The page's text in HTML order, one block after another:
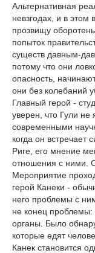
Альтернативная
невзгодах, и в этом
прозвищу
попыток
существ давным-
потому что они
опасность,
они без колебаний
Главный герой -
уверен, что Гули не
современными
когда он
Риге, его мнение
отношения с ними.
Мероприятие
герой Канеки -
него проблемы с
не конец
органы. Было
которые едят
Канек становится